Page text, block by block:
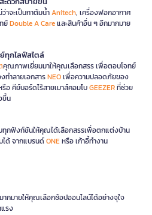
าจะเป็นกาต้มน้ำAnitech, เครื่องฟอกอากาศ
ย์Double A Careและสินค้าอื่น ๆ อีกมากมาย
ทุกไลฟ์สไตล์
คุณภาพเยี่ยมมาให้คุณเลือกสรร เพื่อตอบโจทย์
ทำลายเอกสารNEOเพื่อความปลอดภัยของ
รือ คีย์บอร์ดไร้สายเมาส์คอมโบGEEZERที่ช่วย
ขึ้น
ทุกฟังก์ชันให้คุณได้เลือกสรรเพื่อตกแต่งบ้าน
ได้ จากแบรนด์ONEหรือ เก้าอี้ทำงาน
กมายให้คุณเลือกช้อปออนไลน์ได้อย่างจุใจ
รง